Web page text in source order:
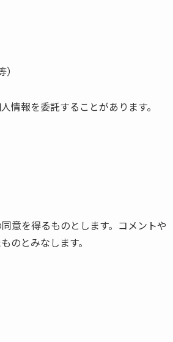
情報を委託することがあります。
意を得るものとします。コメントや
のとみなします。